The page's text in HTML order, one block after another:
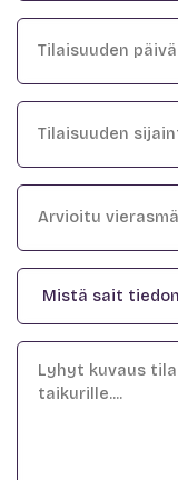
Päivämäärä
Tilaisuuden
sijainti
Arvioitu
vierasmäärä
Mistä
sait
tiedon?
Viesti